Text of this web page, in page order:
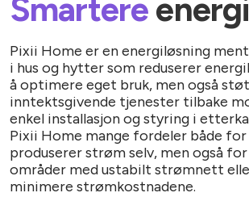
Smartere
Pixii Home er en energiløsning
i hus og hytter som reduserer
å optimere eget bruk, men også
inntektsgivende tjenester tilbake
enkel installasjon og styring i
Pixii Home mange fordeler både for
produserer strøm selv, men også
områder med ustabilt strømnett
minimere strømkostnadene.